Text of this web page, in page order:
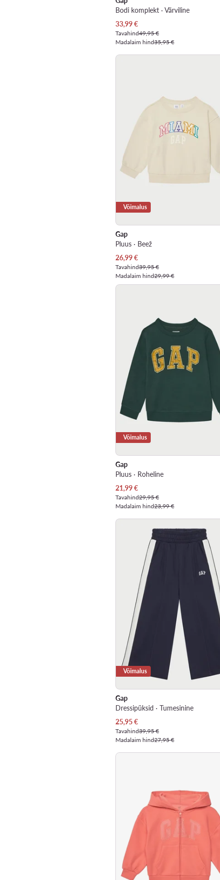
Bodi komplekt · Värviline
Praegune hind
33,99€
Tavahind49,95 €
Madalaim hind35,95 €
Võimalus
Gap
Pluus · Beež
Praegune hind
26,99€
Tavahind39,95 €
Madalaim hind29,99 €
Võimalus
Gap
Pluus · Roheline
Praegune hind
21,99€
Tavahind29,95 €
Madalaim hind23,99 €
Võimalus
Gap
Dressipüksid · Tumesinine
Praegune hind
25,95€
Tavahind39,95 €
Madalaim hind27,95 €